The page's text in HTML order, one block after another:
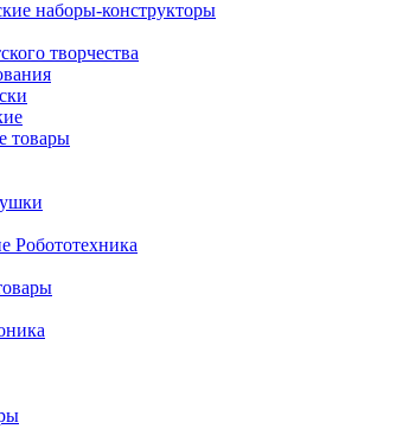
наборы-конструкторы
творчества
товары
Робототехника